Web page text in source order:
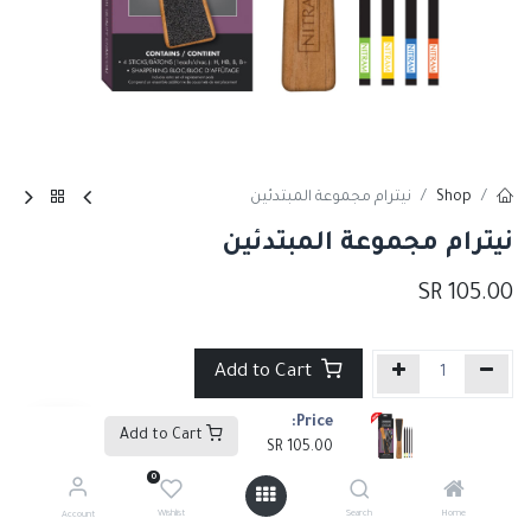
Price:
105.00
Home
Search
0
Wishlist
Account
Shop نيترام مجموعة المبتدئين
نيترام مجموعة المبتدئين
105.00
Add to Cart
إضافة إلى قائمة الأمنيات
منتجات جديده , أقلام رصاص وفحم2 أقلام فحم